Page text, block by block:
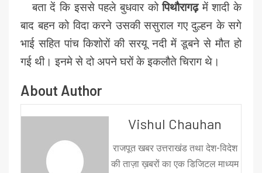
बता दें कि इससे पहले बुधवार कोपिथौरागढ़में शादी के
बाद बहन को विदा करने उसकी ससुराल गए दुल्हन के सगे
भाई सहित पांच किशोरों की सरयू नदी में डूबने से मौत हो
गई थी। इनमे से दो अपने घरों के इकलौते चिराग थे।
About Author
Vishul Chauhan
राजपूत खबर उत्तराखंड तथा देश-विदेश
की ताज़ा ख़बरों का एक डिजिटल माध्यम